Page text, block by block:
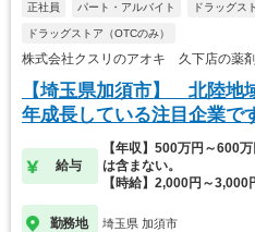
正社員 パート・アルバイト ドラッグス
ドラッグストア（OTCのみ）
株式会社クスリのアオキ 久下店の薬
【埼玉県加須市】 北陸地
年成長している注目企業で
給与
【年収】500万円～600
は含まない。
【時給】2,000円～3,000
勤務地 埼玉県 加須市